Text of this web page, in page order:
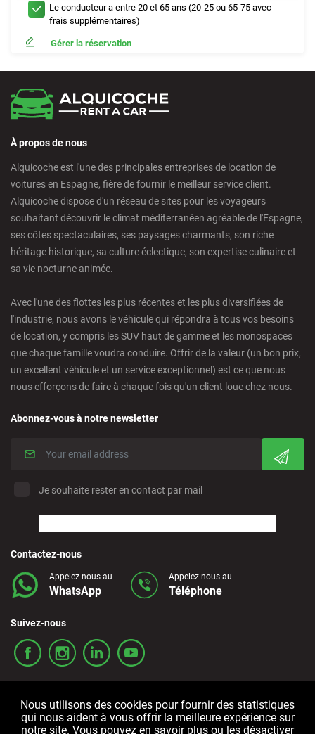
Le conducteur a entre 20 et 65 ans (20-25 ou 65-75 avec
frais supplémentaires)
Gérer la réservation
À propos de nous
Alquicoche est l'une des principales entreprises de location de
voitures en Espagne, fière de fournir le meilleur service client.
Alquicoche dispose d'un réseau de sites pour les voyageurs
souhaitant découvrir le climat méditerranéen agréable de l'Espagne,
ses côtes spectaculaires, ses paysages charmants, son riche
héritage historique, sa culture éclectique, son expertise culinaire et
sa vie nocturne animée.
Avec l'une des flottes les plus récentes et les plus diversifiées de
l'industrie, nous avons le véhicule qui répondra à tous vos besoins
de location, y compris les SUV haut de gamme et les monospaces
que chaque famille voudra conduire. Offrir de la valeur (un bon prix,
un excellent véhicule et un service exceptionnel) est ce que nous
nous efforçons de faire à chaque fois qu'un client loue chez nous.
Abonnez-vous à notre newsletter
Je souhaite rester en contact par mail
Contactez-nous
Appelez-nous au
WhatsApp
Appelez-nous au
Téléphone
Suivez-nous
Nous utilisons des cookies pour fournir des statistiques
qui nous aident à vous offrir la meilleure expérience sur
notre site. Vous pouvez en savoir plus ou les désactiver